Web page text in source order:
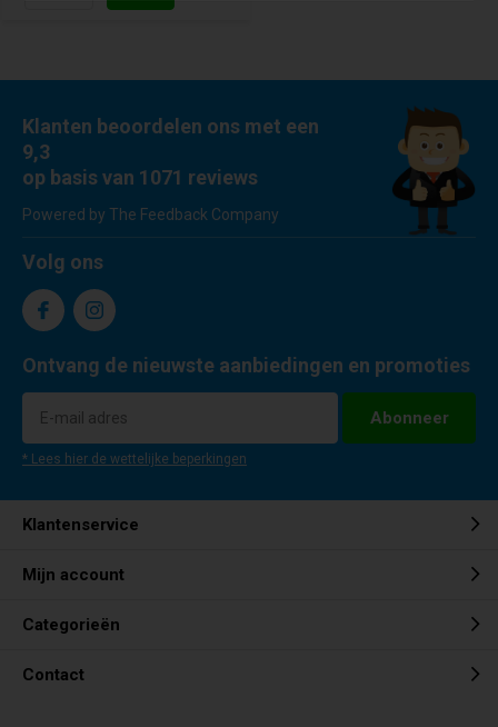
Klanten beoordelen ons met een
9,3
op basis van 1071 reviews
Powered by The Feedback Company
Volg ons
Ontvang de nieuwste aanbiedingen en promoties
Abonneer
* Lees hier de wettelijke beperkingen
Klantenservice
Mijn account
Categorieën
Contact